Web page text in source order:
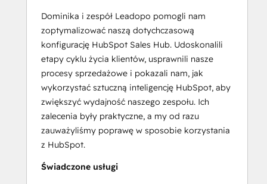
Dominika i zespół Leadopo pomogli nam
zoptymalizować naszą dotychczasową
konfigurację HubSpot Sales Hub. Udoskonalili
etapy cyklu życia klientów, usprawnili nasze
procesy sprzedażowe i pokazali nam, jak
wykorzystać sztuczną inteligencję HubSpot, aby
zwiększyć wydajność naszego zespołu. Ich
zalecenia były praktyczne, a my od razu
zauważyliśmy poprawę w sposobie korzystania
z HubSpot.
Świadczone usługi